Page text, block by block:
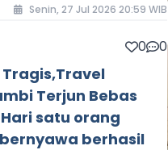
Senin, 27 Jul 2026 20:59 WIB
0 0
Terjun Bebas
satu orang
berhasil